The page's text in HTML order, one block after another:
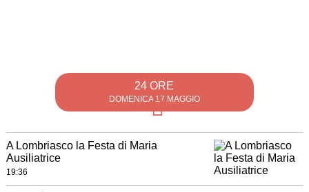
24 ORE
DOMENICA 17 MAGGIO
A Lombriasco la Festa di Maria
Ausiliatrice
19:36